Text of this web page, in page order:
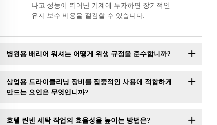
나고 성능이 뛰어난 기계에 투자하면 장기적인
유지 보수 비용을 절감할 수 있습니다.
병원용 배리어 워셔는 어떻게 위생 규정을 준수합니까?
상업용 드라이클리닝 장비를 집중적인 사용에 적합하게
만드는 요인은 무엇입니까?
호텔 린넨 세탁 작업의 효율성을 높이는 방법은?